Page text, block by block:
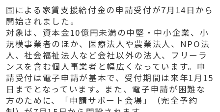
国による家賃支援給付金の申請受付が7月14日から
開始されました。
対象は、資本金10億円未満の中堅・中小企業、小
規模事業者のほか、医療法人や農業法人、NPO法
人、社会福祉法人など会社以外の法人、フリーラ
ンスを含む個人事業者と幅広くなっています。申
請受付は電子申請が基本で、受付期間は来年1月15
日までとなっています。また、電子申請が困難な
方のために、「申請サポート会場」（完全予約